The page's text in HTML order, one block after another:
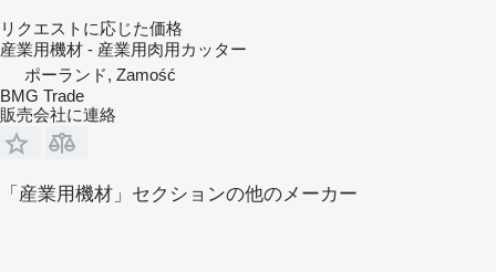
リクエストに応じた価格
産業用機材 - 産業用肉用カッター
ポーランド, Zamość
BMG Trade
販売会社に連絡
「産業用機材」セクションの他のメーカー